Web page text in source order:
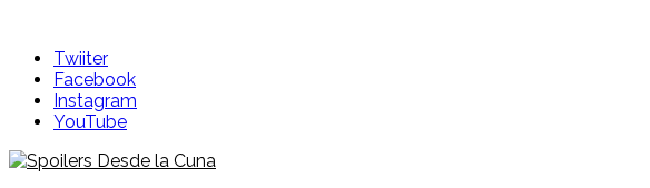
contentTwiiter
Facebook
Instagram
YouTube